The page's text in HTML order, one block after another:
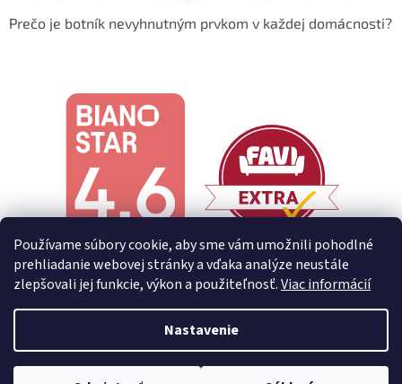
Používame súbory cookie, aby sme vám umožnili pohodlné
prehliadanie webovej stránky a vďaka analýze neustále
zlepšovali jej funkcie, výkon a použiteľnosť.Viac informácií
Nastavenie
Prečo je botník nevyhnutným prvkom v každej domácnosti?
Vytvoril Shoptet